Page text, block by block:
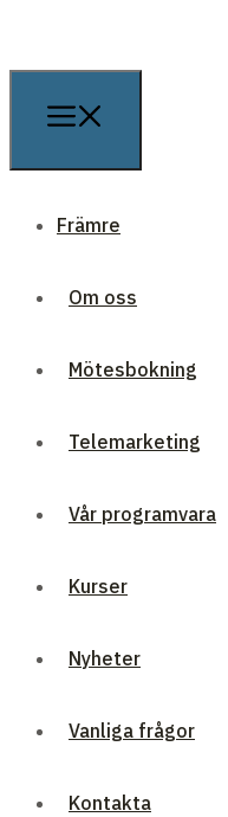
Främre
Om oss
Mötesbokning
Telemarketing
Vår programvara
Kurser
Nyheter
Vanliga frågor
Kontakta